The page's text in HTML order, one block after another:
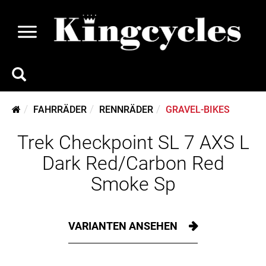
FAHRRÄDER RENNRÄDER GRAVEL-BIKES
Trek Checkpoint SL 7 AXS L
Dark Red/Carbon Red
Smoke Sp
VARIANTEN ANSEHEN